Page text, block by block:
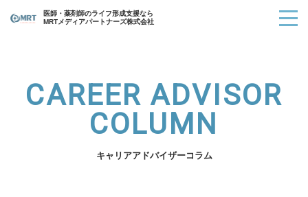
医師・薬剤師のライフ形成支援なら
MRTメディアパートナーズ株式会社
CAREER ADVISOR
COLUMN
キャリアアドバイザーコラム